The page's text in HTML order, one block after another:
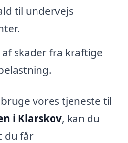
til undervejs
af skader fra kraftige
vores tjeneste til
i Klarskov, kan du
du får